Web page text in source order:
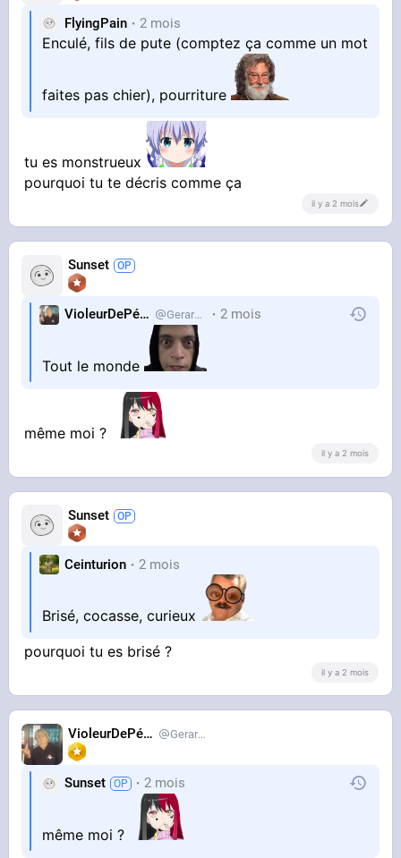
FlyingPain 2 mois
Enculé, fils de pute (comptez ça comme un mot
faites pas chier), pourriture
tu es monstrueux
pourquoi tu te décris comme ça
il y a 2 mois
Sunset
VioleurDePédo Gerardlevain 2 mois
Tout le monde
même moi ?
il y a 2 mois
Sunset
Ceinturion 2 mois
Brisé, cocasse, curieux
pourquoi tu es brisé ?
il y a 2 mois
VioleurDePédo Gerardlevain
Sunset 2 mois
même moi ?